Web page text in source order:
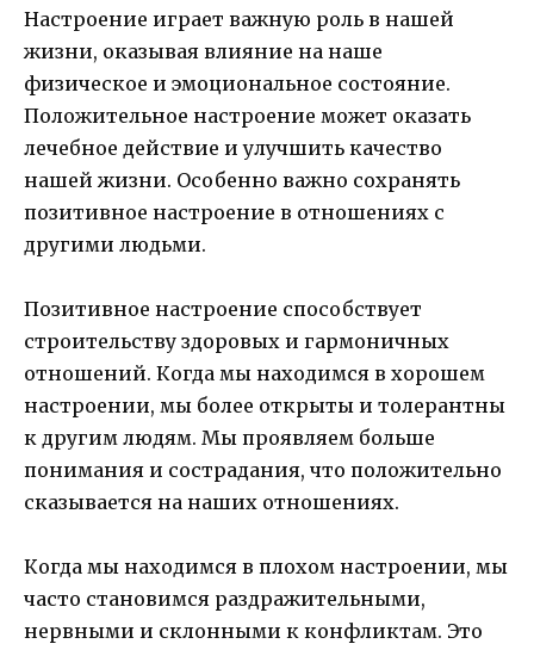
Настроение играет важную роль в нашей
жизни, оказывая влияние на наше
физическое и эмоциональное состояние.
Положительное настроение может оказать
лечебное действие и улучшить качество
нашей жизни. Особенно важно сохранять
позитивное настроение в отношениях с
другими людьми.
Позитивное настроение способствует
строительству здоровых и гармоничных
отношений. Когда мы находимся в хорошем
настроении, мы более открыты и толерантны
к другим людям. Мы проявляем больше
понимания и сострадания, что положительно
сказывается на наших отношениях.
Когда мы находимся в плохом настроении, мы
часто становимся раздражительными,
нервными и склонными к конфликтам. Это